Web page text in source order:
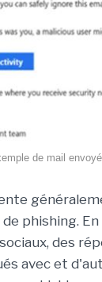
de mail
de phishing.
des
avec et